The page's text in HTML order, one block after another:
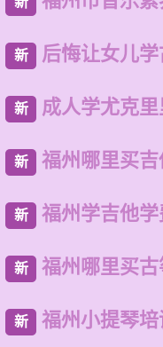
新 后悔让女儿
新 成人学尤克
新 福州哪里买
新 福州学吉他
新 福州哪里买
新 福州小提琴